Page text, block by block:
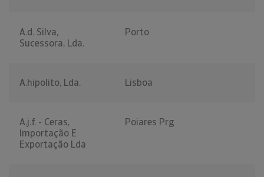
A.d. Silva,
Sucessora, Lda.
Porto
A.hipolito, Lda. Lisboa
A.j.f. - Ceras,
Importação E
Exportação Lda
Poiares Prg